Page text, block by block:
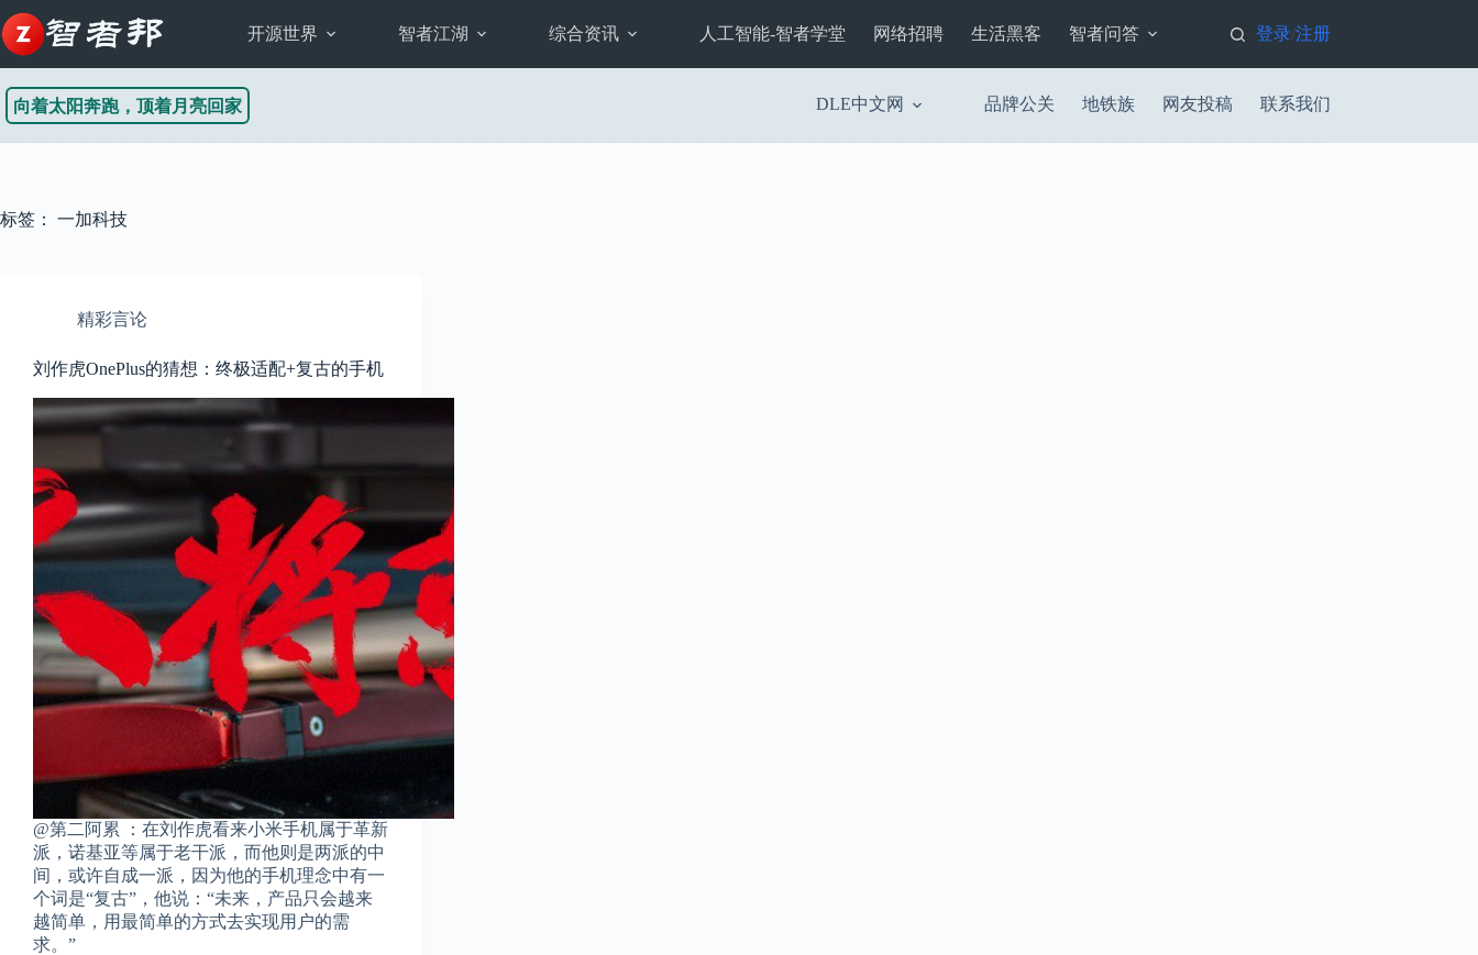
至
内
开源世界 智者江湖 综合资讯 人工智能-智者学堂 网络招聘 生活黑客 智者问答 登录/注册
向着太阳奔跑，顶着月亮回家 DLE中文网 品牌公关 地铁族 网友投稿 联系我们
标签： 一加科技
精彩言论
刘作虎OnePlus的猜想：终极适配+复古的手机
@第二阿累 ：在刘作虎看来小米手机属于革新
派，诺基亚等属于老干派，而他则是两派的中
间，或许自成一派，因为他的手机理念中有一
个词是“复古”，他说：“未来，产品只会越来
越简单，用最简单的方式去实现用户的需
求。”